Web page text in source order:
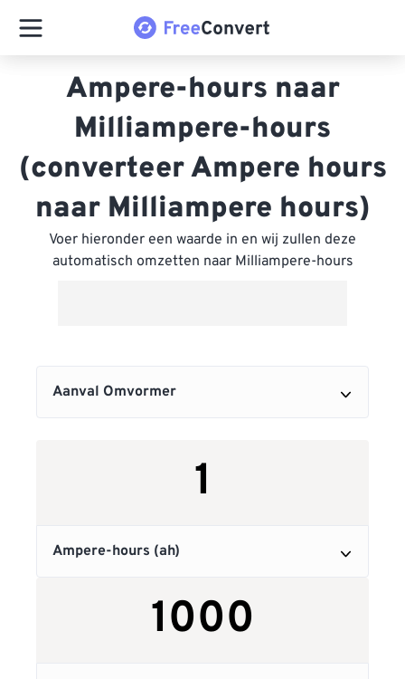
Ampere-hours naar
Milliampere-hours
(converteer Ampere hours
naar Milliampere hours)
Voer hieronder een waarde in en wij zullen deze
automatisch omzetten naar Milliampere-hours